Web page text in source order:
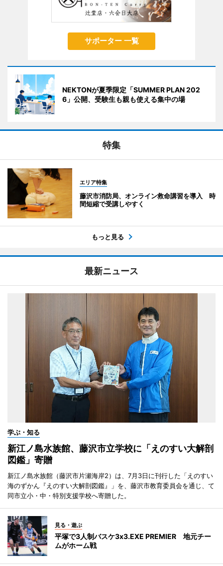
サポーター 一覧
NEKTONが夏季限定「SUMMER PLAN 202
6」公開、受験生も親も使える集中の場
特集
エリア特集
藤沢市消防局、オンライン救命講習を導入 時
間短縮で受講しやすく
もっと見る
最新ニュース
学ぶ・知る
新江ノ島水族館、藤沢市立学校に「えのすい大解剖
図鑑」寄贈
新江ノ島水族館（藤沢市片瀬海岸2）は、7月3日に刊行した「えのすい
海のずかん『えのすい大解剖図鑑』」を、藤沢市教育委員会を通じ、て
同市立小・中・特別支援学校へ寄贈した。
見る・遊ぶ
平塚で3人制バスケ3x3.EXE PREMIER 地元チー
ムがホーム戦